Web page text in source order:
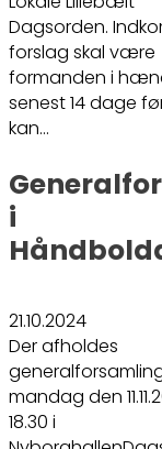
Dagsorden.
forslag skal være
formanden i
senest 14 dage
kan…
i
21.10.2024
Der afholdes
mandag den
18.30 i